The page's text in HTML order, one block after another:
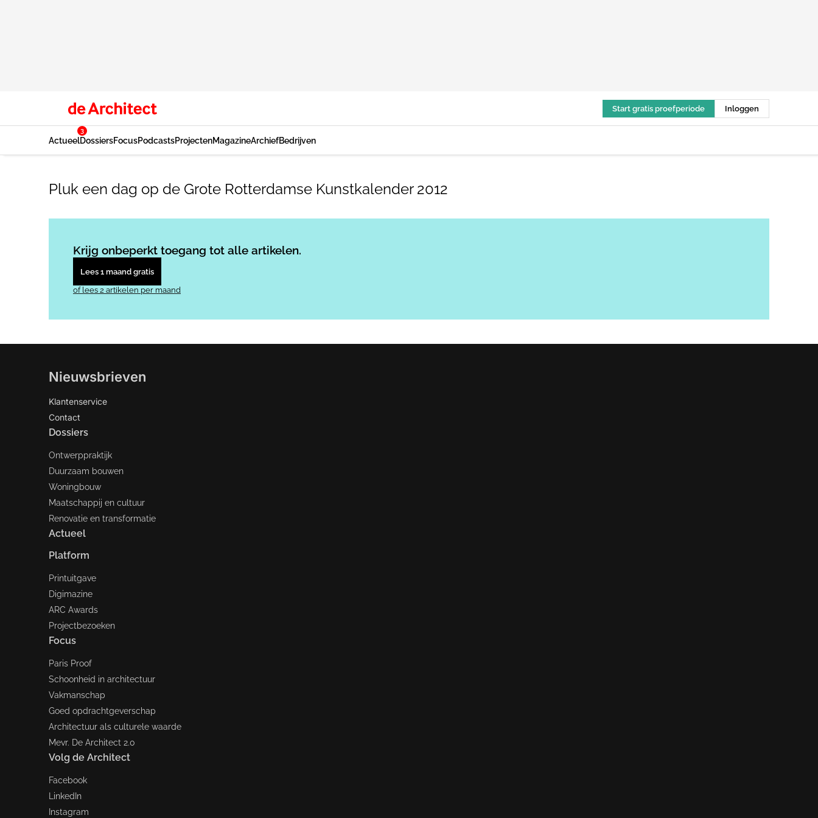
Start gratis proefperiode Inloggen
Actueel
3
DossiersFocusPodcastsProjectenMagazineArchiefBedrijven
Pluk een dag op de Grote Rotterdamse Kunstkalender 2012
Krijg onbeperkt toegang tot alle artikelen.
Lees 1 maand gratis
of lees 2 artikelen per maand
Nieuwsbrieven
Klantenservice
Contact
Dossiers
Ontwerppraktijk
Duurzaam bouwen
Woningbouw
Maatschappij en cultuur
Renovatie en transformatie
Actueel
Platform
Printuitgave
Digimazine
ARC Awards
Projectbezoeken
Focus
Paris Proof
Schoonheid in architectuur
Vakmanschap
Goed opdrachtgeverschap
Architectuur als culturele waarde
Mevr. De Architect 2.0
Volg de Architect
Facebook
LinkedIn
Instagram